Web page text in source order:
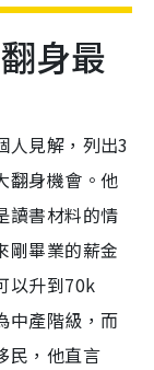
身最
人見解，列出3
翻身機會。他
讀書材料的情
剛畢業的薪金
以升到70k
中產階級，而
民，他直言